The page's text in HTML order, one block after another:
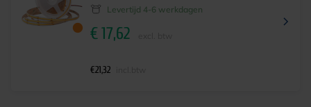
Levertijd 4-6 werkdagen
€17,62
€21,32